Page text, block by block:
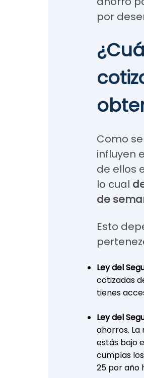
por
Como
influyen
de ellos
lo cual
de
Esto
Ley del
cotizadas
tienes
Ley del
ahorros. La
estás bajo
cumplas
25 por año